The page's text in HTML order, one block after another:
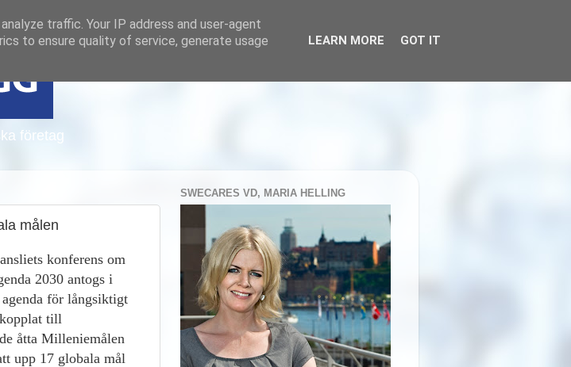
företag
målen
konferens om
2030 antogs i
för långsiktigt
till
åtta Milleniemålen
upp 17 globala mål
SWECARES VD, MARIA HELLING
traffic. Your IP address and user-agent
to ensure quality of service, generate usage
LEARN MORE GOT IT